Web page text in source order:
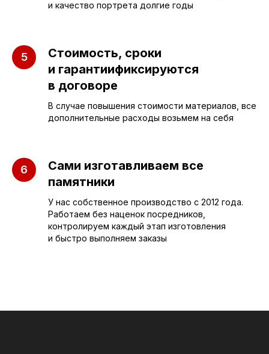
и качество портрета долгие годы
Стоимость, сроки
и гарантиификсируются
в договоре
В случае повышения стоимости материалов, все
дополнительные расходы возьмем на себя
Сами изготавливаем все
памятники
У нас собственное производство с 2012 года.
Работаем без наценок посредников,
контролируем каждый этап изготовления
и быстро выполняем заказы
Бюджетные
Вертикальные
Горизонтальные
Двойные
Военному
О компании
3D макеты
Отзывы
установка
Правила